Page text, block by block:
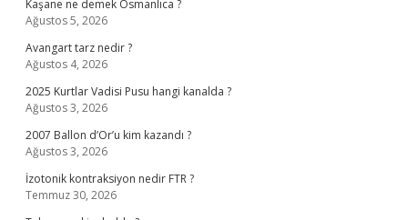
Kaşane ne demek Osmanlıca ?
Ağustos 5, 2026
Avangart tarz nedir ?
Ağustos 4, 2026
2025 Kurtlar Vadisi Pusu hangi kanalda ?
Ağustos 3, 2026
2007 Ballon d’Or’u kim kazandı ?
Ağustos 3, 2026
İzotonik kontraksiyon nedir FTR ?
Temmuz 30, 2026